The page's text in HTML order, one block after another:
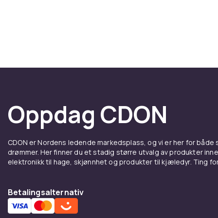
Merket
for deg –
et varig
Oppdag CDON
CDON er Nordens ledende markedsplass, og vi er her for
drømmer. Her finner du et stadig større utvalg av produkter
elektronikk til hage, skjønnhet og produkter til kjæledyr. Ting
Betalingsalternativ